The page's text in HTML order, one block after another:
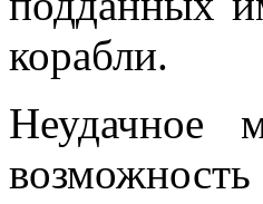
корабли.
Неудачное